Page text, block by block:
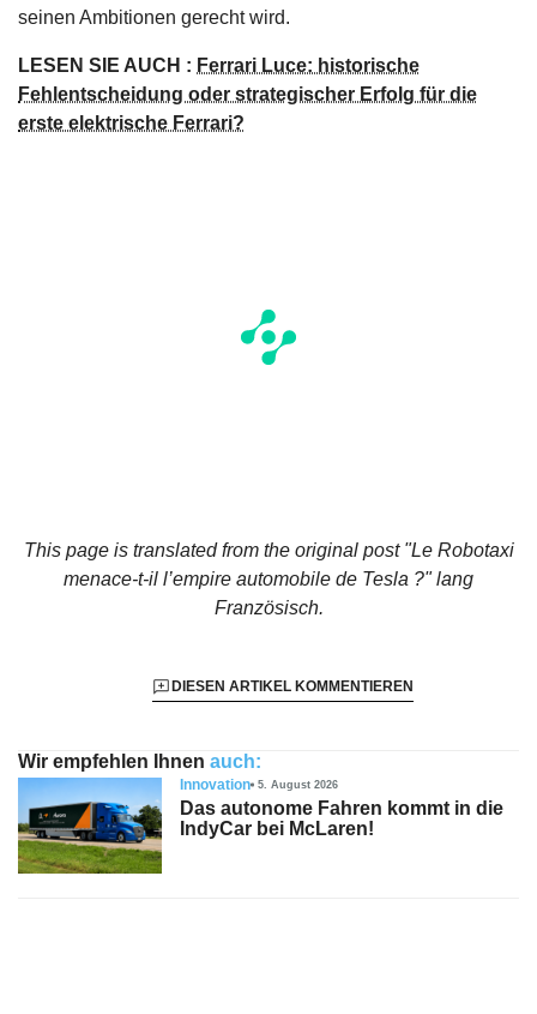
seinen Ambitionen gerecht wird.
LESEN SIE AUCH : Ferrari Luce: historische
Fehlentscheidung oder strategischer Erfolg für die
erste elektrische Ferrari?
This page is translated from the original post "Le Robotaxi
menace-t-il l’empire automobile de Tesla ?"lang
Französisch.
DIESEN ARTIKEL KOMMENTIEREN
Wir empfehlen Ihnen auch:
Innovation 5. August 2026
Das autonome Fahren kommt in die
IndyCar bei McLaren!